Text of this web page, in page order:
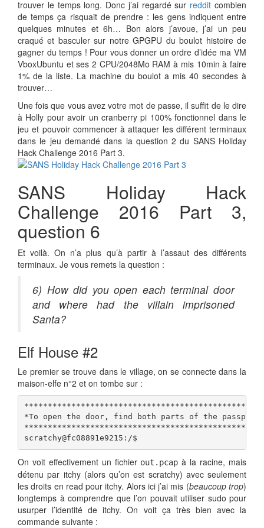
trouver le temps long. Donc j’ai regardé sur reddit combien
de temps ça risquait de prendre : les gens indiquent entre
quelques minutes et 6h… Bon alors j’avoue, j’ai un peu
craqué et basculer sur notre GPGPU du boulot histoire de
gagner du temps ! Pour vous donner un ordre d’idée ma VM
VboxUbuntu et ses 2 CPU/2048Mo RAM à mis 10min à faire
1% de la liste. La machine du boulot a mis 40 secondes à
trouver…
Une fois que vous avez votre mot de passe, il suffit de le dire
à Holly pour avoir un cranberry pi 100% fonctionnel dans le
jeu et pouvoir commencer à attaquer les différent terminaux
dans le jeu demandé dans la question 2 du SANS Holiday
Hack Challenge 2016 Part 3.
SANS Holiday Hack
Challenge 2016 Part 3,
question 6
Et voilà. On n’a plus qu’à partir à l’assaut des différents
terminaux. Je vous remets la question :
6) How did you open each terminal door
and where had the villain imprisoned
Santa?
Elf House #2
Le premier se trouve dans le village, on se connecte dans la
maison-elfe n°2 et on tombe sur :
*To open the door, find both parts of the
scratchy@fc08891e9215:/$
On voit effectivement un fichier out.pcap à la racine, mais
détenu par itchy (alors qu’on est scratchy) avec seulement
les droits en read pour itchy. Alors ici j’ai mis (beaucoup trop)
longtemps à comprendre que l’on pouvait utiliser sudo pour
usurper l’identité de itchy. On voit ça très bien avec la
commande suivante :